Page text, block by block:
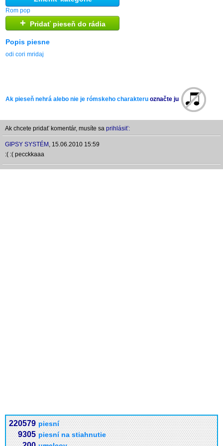
Rom pop
+ Pridať pieseň do rádia
Popis piesne
odi cori mridaj
Ak pieseň nehrá alebo nie je rómskeho charakteru označte ju
Ak chcete pridať komentár, musíte sa prihlásiť:
GIPSY SYSTÉM , 15.06.2010 15:59
:( :( pecckkaaa
220579 piesní
9305 piesní na stiahnutie